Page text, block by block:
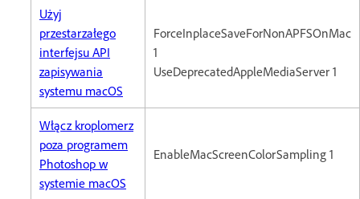
Użyj
przestarzałego
interfejsu API
zapisywania
systemu macOS
ForceInplaceSaveForNonAPFSOnMac
1
UseDeprecatedAppleMediaServer 1
Włącz kroplomerz
poza programem
Photoshop w
systemie macOS
EnableMacScreenColorSampling 1